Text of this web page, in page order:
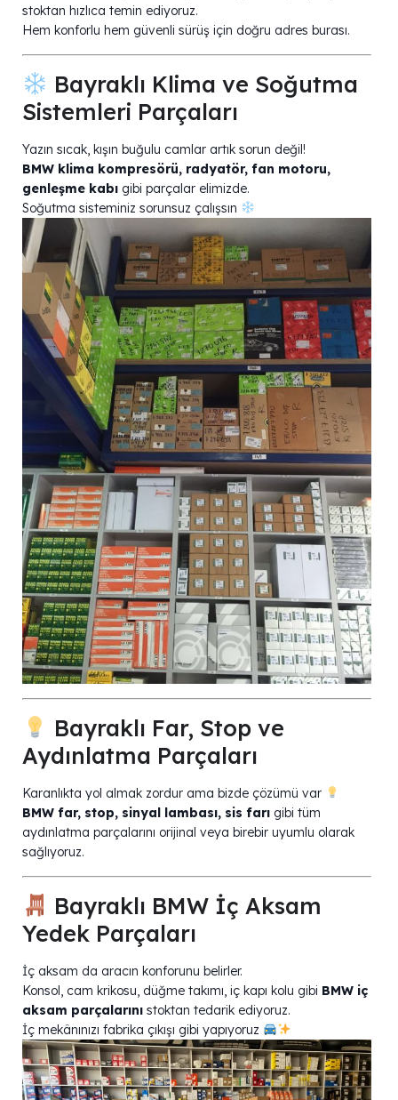
stoktan hızlıca temin ediyoruz.
Hem konforlu hem güvenli sürüş için doğru adres burası.
Bayraklı Klima ve Soğutma
Sistemleri Parçaları
Yazın sıcak, kışın buğulu camlar artık sorun değil!
BMW klima kompresörü, radyatör, fan motoru,
genleşme kabı gibi parçalar elimizde.
Soğutma sisteminiz sorunsuz çalışsın
Bayraklı Far, Stop ve
Aydınlatma Parçaları
Karanlıkta yol almak zordur ama bizde çözümü var
BMW far, stop, sinyal lambası, sis farı gibi tüm
aydınlatma parçalarını orijinal veya birebir uyumlu olarak
sağlıyoruz.
Bayraklı BMW İç Aksam
Yedek Parçaları
İç aksam da aracın konforunu belirler.
Konsol, cam krikosu, düğme takımı, iç kapı kolu gibi BMW iç
aksam parçalarını stoktan tedarik ediyoruz.
İç mekânınızı fabrika çıkışı gibi yapıyoruz